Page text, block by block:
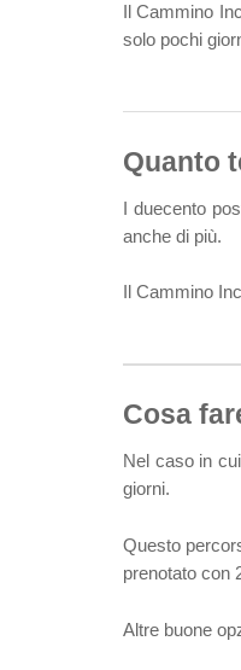
Il Cammino
solo pochi
Quanto
I duecento
anche di più.
Il Cammino
Cosa
Nel caso in
giorni.
Questo
prenotato con
Altre buone